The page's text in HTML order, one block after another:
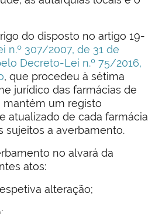
do disposto no artigo 19-
n.º 307/2007, de 31 de
Decreto-Lei n.º 75/2016,
, que procedeu à sétima
jurídico das farmácias de
mantém um registo
atualizado de cada farmácia
sujeitos a averbamento.
no alvará da
atos:
alteração;